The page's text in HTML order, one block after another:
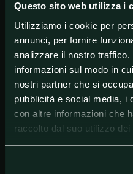
Questo sito web utilizza i
Utilizziamo i cookie per
annunci, per fornire
analizzare il nostro traffico.
informazioni sul modo in
nostri partner che si
pubblicità e social media, i
con altre informazioni che
raccolto dal suo utilizzo
L'ex romanista e il
però solo gli unici Serie
cinese al via: Donadoni
cui gioca anche
mentre Pellè è oramai un
Luneng.
Rispetto al passato e al
stavolta il torneo ne
quattordici giornate fino
otto, con tabellone di